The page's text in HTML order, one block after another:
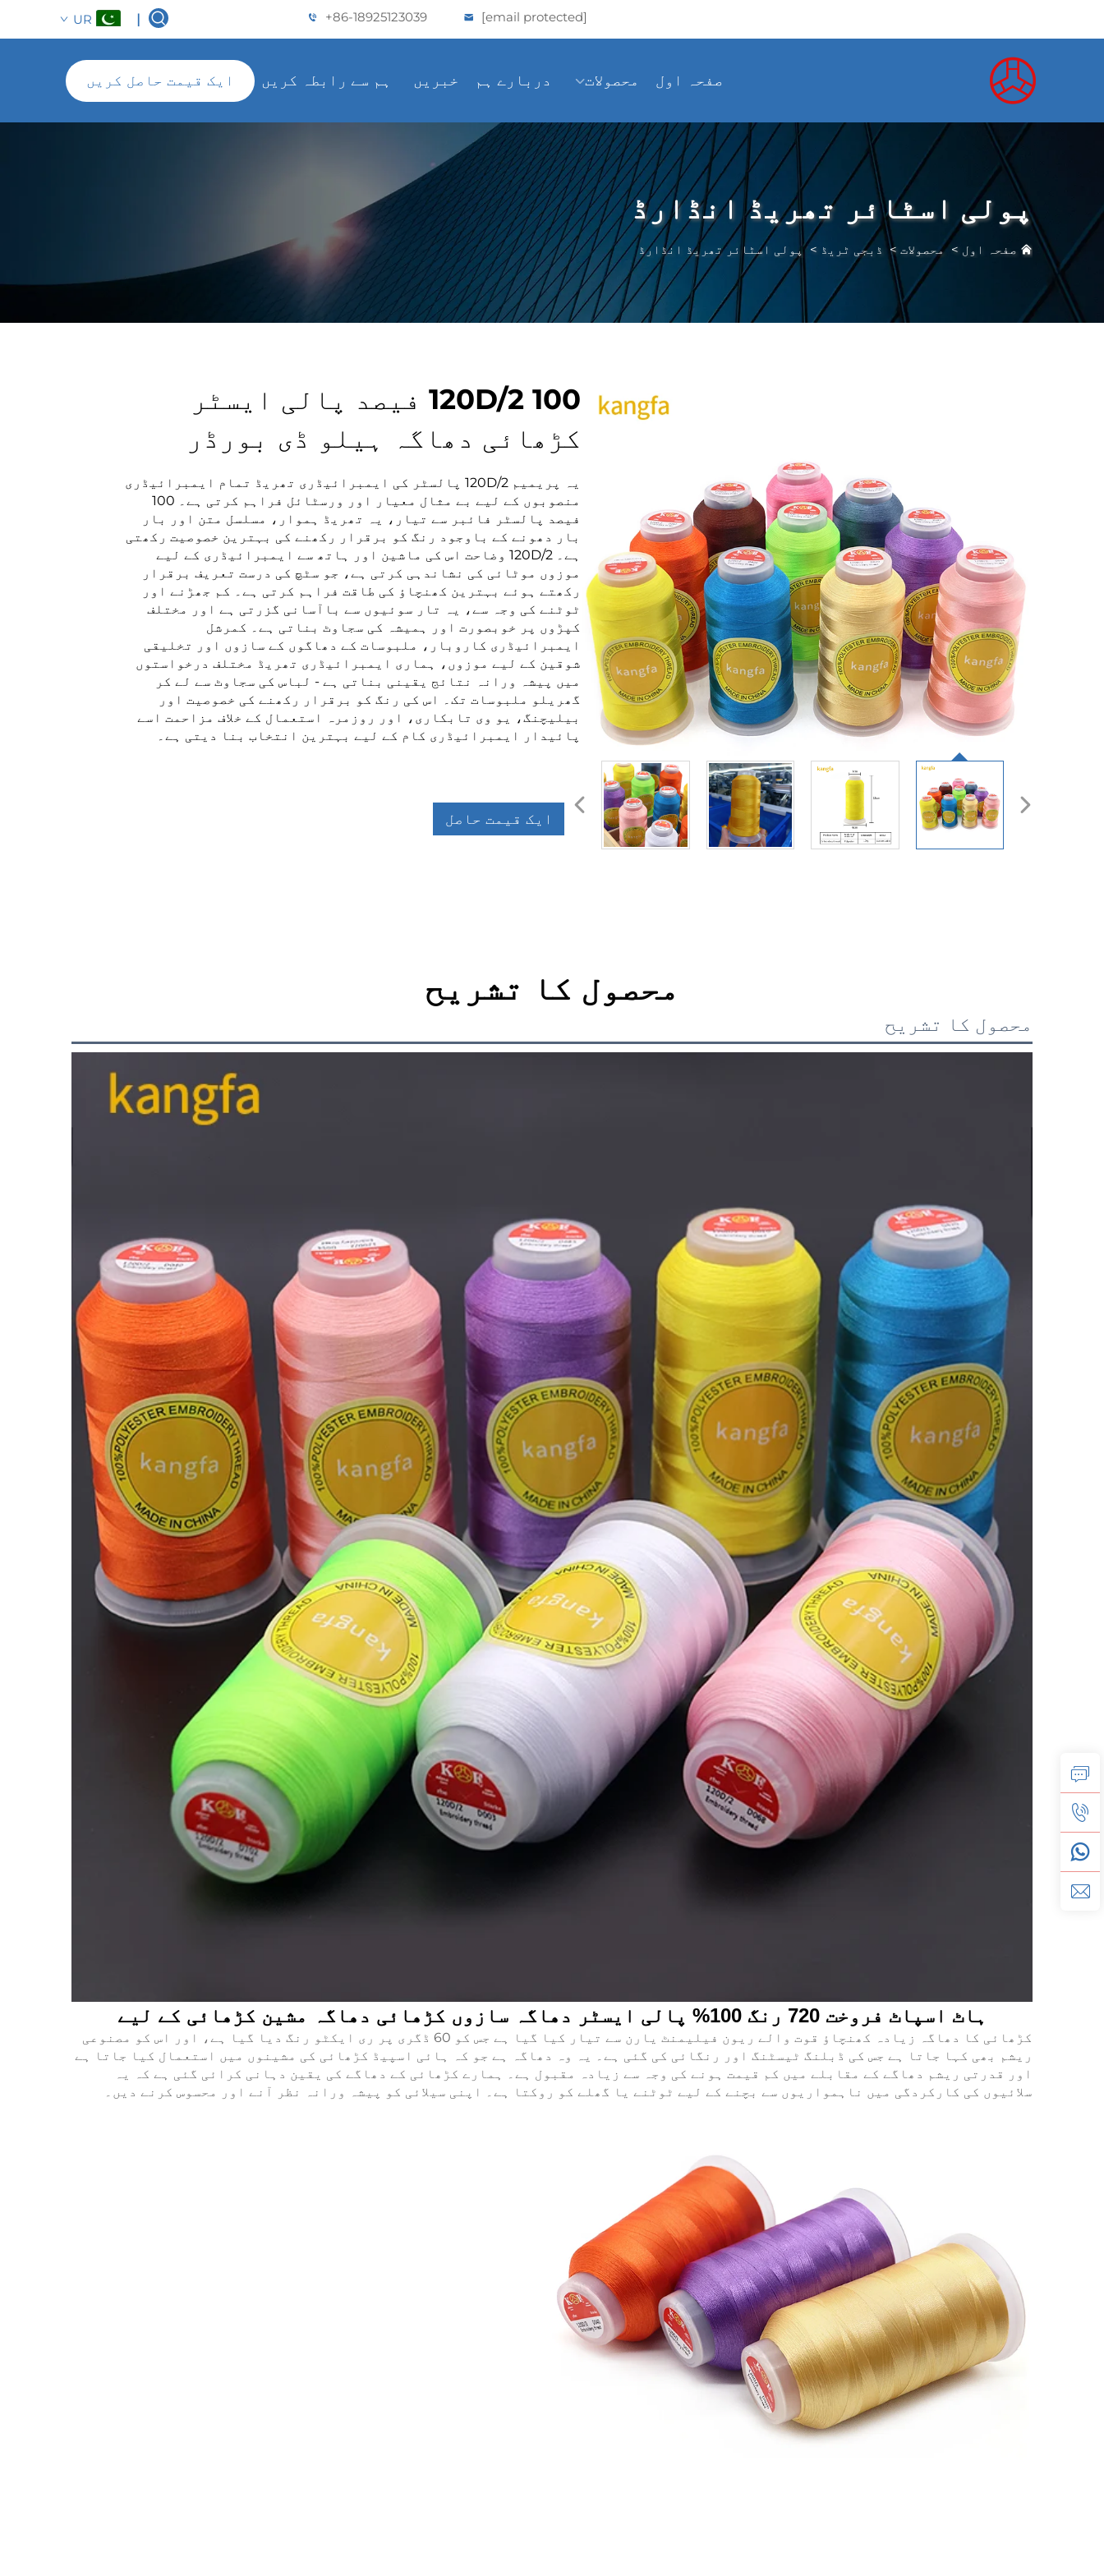
+86-18925123039 [email protected]
|
UR
صفحہ اول محصولات دربارے ہم خبریں ہم سے رابطہ کریں ایک قیمت حاصل کریں
پولی اسٹائر تھریڈ انڈارڈ
صفحہ اول >محصولات > ڈبجی ٹریڈ >پولی اسٹائر تھریڈ انڈارڈ
120D/2 100 فیصد پالی ایسٹر
کڑھائی دھاگہ ہیلو ڈی بورڈر
یہ پریمیم 120D/2 پالسٹر کی ایمبرائیڈری تھریڈ تمام ایمبرائیڈری
منصوبوں کے لیے بے مثال معیار اور ورسٹائل فراہم کرتی ہے۔ 100
فیصد پالسٹر فائبر سے تیار، یہ تھریڈ ہموار، مسلسل متن اور بار
بار دھونے کے باوجود رنگ کو برقرار رکھنے کی بہترین خصوصیت رکھتی
ہے۔ 120D/2 وضاحت اس کی ماشین اور ہاتھ سے ایمبرائیڈری کے لیے
موزوں موٹائی کی نشاندہی کرتی ہے، جو سٹچ کی درست تعریف برقرار
رکھتے ہوئے بہترین کھنچاؤ کی طاقت فراہم کرتی ہے۔ کم جھڑنے اور
ٹوٹنے کی وجہ سے، یہ تار سوئیوں سے باآسانی گزرتی ہے اور مختلف
کپڑوں پر خوبصورت اور ہمیشہ کی سجاوٹ بناتی ہے۔ کمرشل
ایمبرائیڈری کاروبار، ملبوسات کے دھاگوں کے سازوں اور تخلیقی
شوقین کے لیے موزوں، ہماری ایمبرائیڈری تھریڈ مختلف درخواستوں
میں پیشہ ورانہ نتائج یقینی بناتی ہے - لباس کی سجاوٹ سے لے کر
گھریلو ملبوسات تک۔ اس کی رنگ کو برقرار رکھنے کی خصوصیت اور
بیلیچنگ، یو وی تابکاری، اور روزمرہ استعمال کے خلاف مزاحمت اسے
پائیدار ایمبرائیڈری کام کے لیے بہترین انتخاب بنا دیتی ہے۔
ایک قیمت حاصل
محصول کا تشریح
محصول کا تشریح
ہاٹ اسپاٹ فروخت 720 رنگ 100% پالی ایسٹر دھاگہ سازوں کڑھائی دھاگہ مشین کڑھائی کے لیے
کڑھائی کا دھاگہ زیادہ کھنچاؤ قوت والے ریون فیلیمنٹ یارن سے تیار کیا گیا ہے جس کو 60 ڈگری پر ری ایکٹو رنگ دیا گیا ہے، اور اس کو مصنوعی
ریشم بھی کہا جاتا ہے جس کی ڈبلنگ ٹیسٹنگ اور رنگائی کی گئی ہے۔ یہ وہ دھاگہ ہے جو کہ ہائی اسپیڈ کڑھائی کی مشینوں میں استعمال کیا جاتا ہے
اور قدرتی ریشم دھاگے کے مقابلے میں کم قیمت ہونے کی وجہ سے زیادہ مقبول ہے۔ ہمارے کڑھائی کے دھاگے کی یقین دہانی کرائی گئی ہے کہ یہ
سلائیوں کی کارکردگی میں ناہمواریوں سے بچنے کے لیے ٹوٹنے یا گھلے کو روکتا ہے۔
اپنی سیلائی کو پیشہ ورانہ نظر آنے اور محسوس کرنے دیں۔